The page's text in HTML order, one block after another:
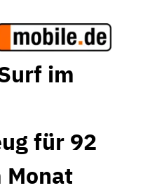
im
für 92
Monat